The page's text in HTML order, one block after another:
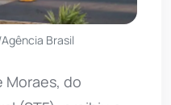
Brasil
Moraes, do